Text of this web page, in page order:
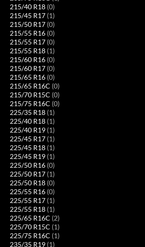
215/40 R18 (0)
215/45 R17 (1)
215/50 R17 (0)
215/55 R16 (0)
215/55 R17 (0)
215/55 R18 (1)
215/60 R16 (0)
215/60 R17 (0)
215/65 R16 (0)
215/65 R16C (0)
215/70 R15C (0)
215/75 R16C (0)
225/35 R18 (1)
225/40 R18 (1)
225/40 R19 (1)
225/45 R17 (1)
225/45 R18 (1)
225/45 R19 (1)
225/50 R16 (0)
225/50 R17 (1)
225/50 R18 (0)
225/55 R16 (0)
225/55 R17 (1)
225/55 R18 (1)
225/65 R16C (2)
225/70 R15C (1)
225/75 R16C (1)
235/35 R19 (1)